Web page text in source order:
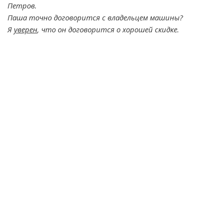
Петров.
Паша точно договорится с владельцем машины?
Я уверен, что он договорится о хорошей скидке.